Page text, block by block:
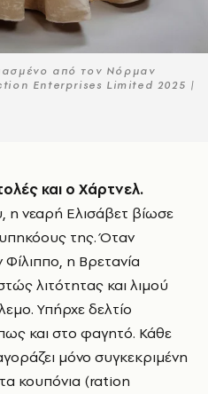
από τον Νόρμαν
Enterprises Limited 2025 |
και ο Χάρτνελ.
η νεαρή Ελισάβετ βίωσε
υπηκόους της. Όταν
η Βρετανία
λιτότητας και λιμού
Υπήρχε δελτίο
και στο φαγητό. Κάθε
μόνο συγκεκριμένη
κουπόνια (ration